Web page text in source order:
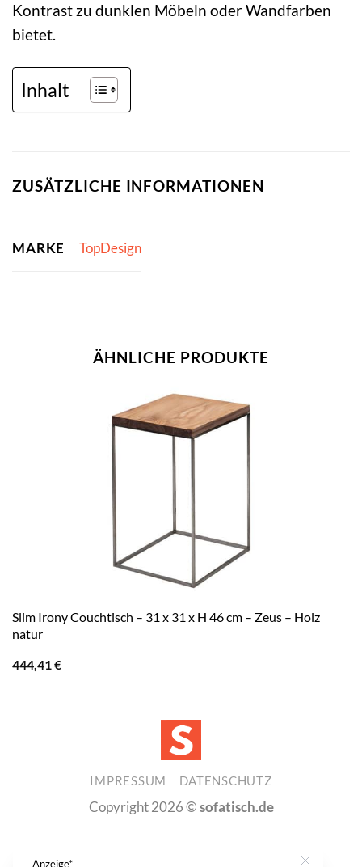
Kontrast zu dunklen Möbeln oder Wandfarben
bietet.
Inhalt
ZUSÄTZLICHE INFORMATIONEN
MARKE TopDesign
ÄHNLICHE PRODUKTE
Slim Irony Couchtisch – 31 x 31 x H 46 cm – Zeus – Holz
natur
444,41 €
IMPRESSUM DATENSCHUTZ
Copyright 2026 ©sofatisch.de
Anzeige*